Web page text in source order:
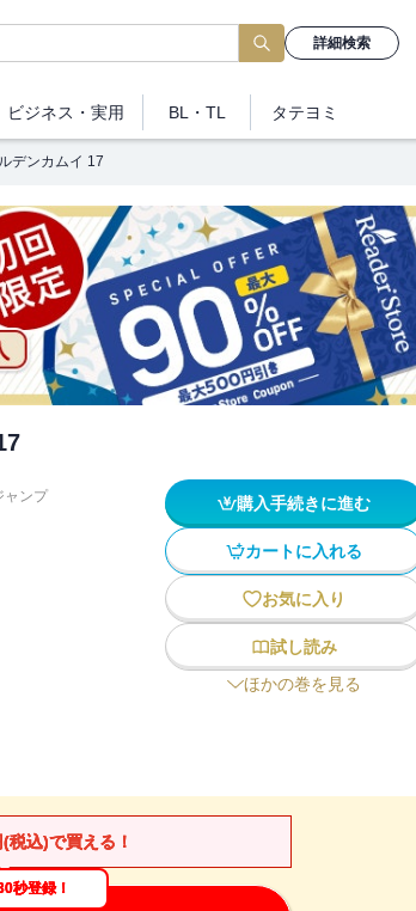
詳細検索
ビジネス ・実用 BL・TL タテヨミ
デンカムイ 17
ャンプ 購入手続きに進む
カートに入れる
お気に入り
試し読み
ほかの巻を見る
(税込)で買える！
秒登録！